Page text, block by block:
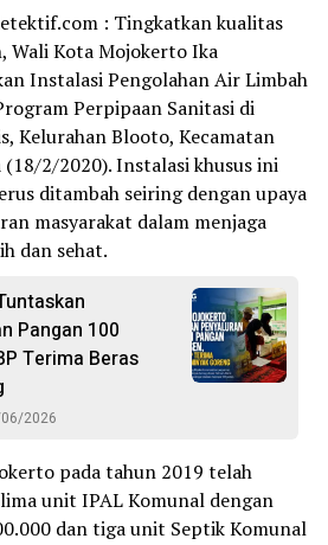
: Tingkatkan kualitas
Wali Kota Mojokerto Ika
Instalasi Pengolahan Air Limbah
Perpipaan Sanitasi di
Kelurahan Blooto, Kecamatan
2/2020). Instalasi khusus ini
ditambah seiring dengan upaya
masyarakat dalam menjaga
dan sehat.
Pangan 100
Terima Beras
2026
pada tahun 2019 telah
unit IPAL Komunal dengan
dan tiga unit Septik Komunal